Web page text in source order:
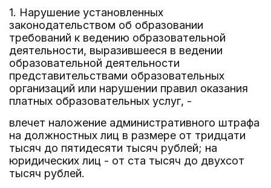
1. Нарушение установленных
законодательством об образовании
требований к ведению образовательной
деятельности, выразившееся в ведении
образовательной деятельности
представительствами образовательных
организаций или нарушении правил оказания
платных образовательных услуг, -
влечет наложение административного штрафа
на должностных лиц в размере от тридцати
тысяч до пятидесяти тысяч рублей; на
юридических лиц - от ста тысяч до двухсот
тысяч рублей.